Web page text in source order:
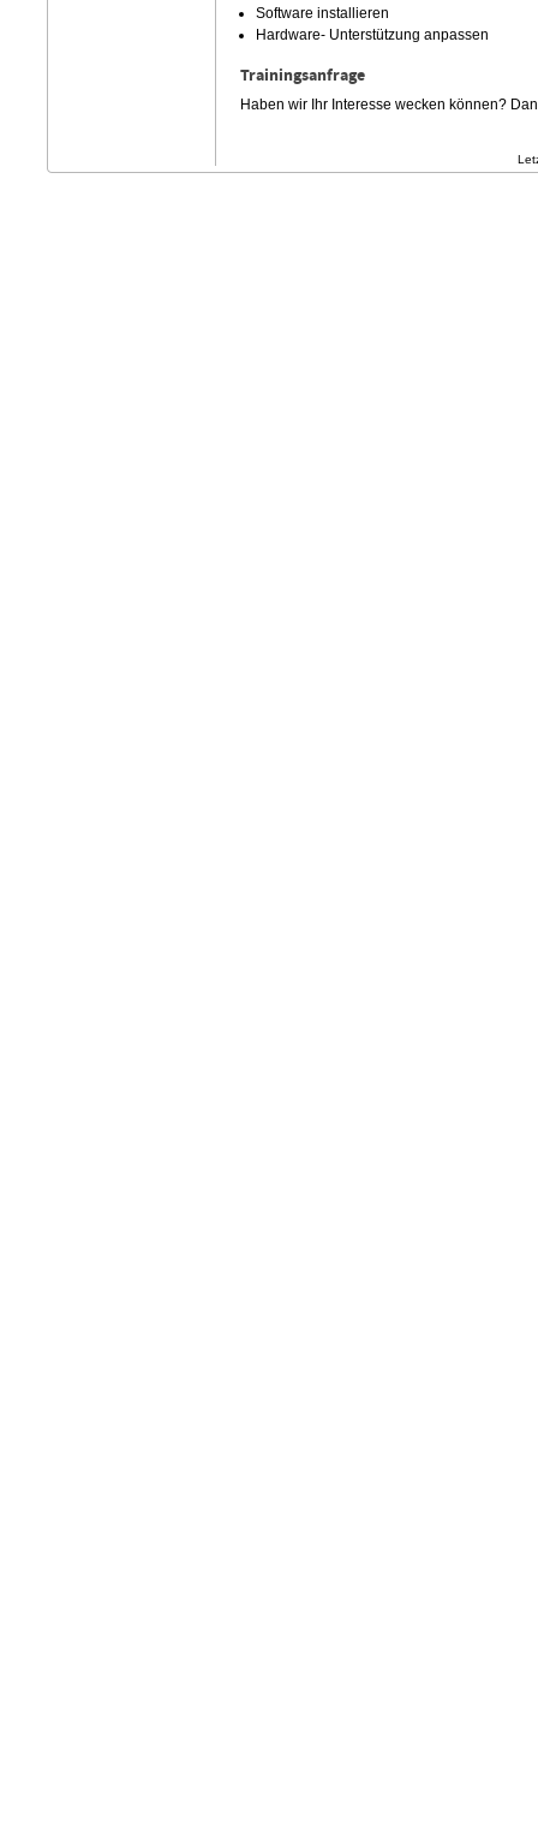
Software installieren
Hardware- Unterstützung anpassen
Trainingsanfrage
Haben wir Ihr Interesse wecken können?